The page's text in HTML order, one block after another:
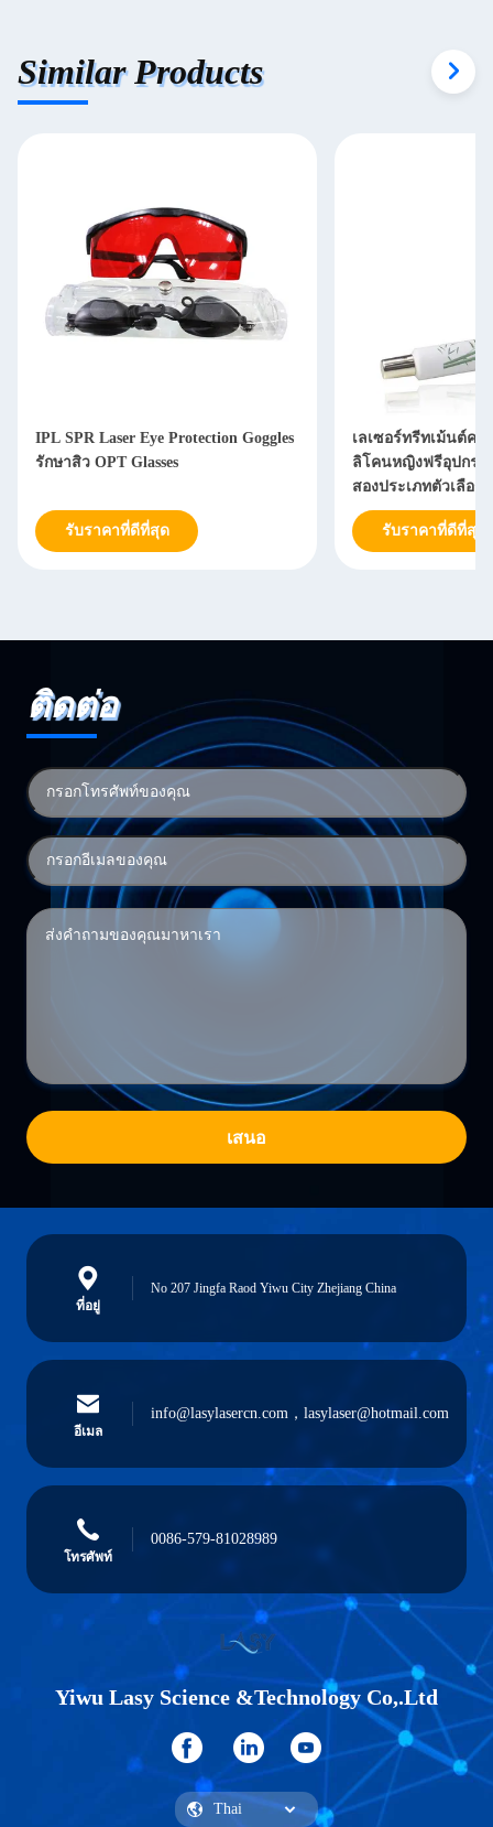
Similar Products
IPL SPR Laser Eye Protection Goggles
รักษาสิว OPT Glasses
รับราคาที่ดีที่สุด
เลเซอร์ทรีทเม้นต์ค
ลิโคนหญิงฟรีอุปกรณ์
สองประเภทตัวเลือก
รับราคาที่ดีที่สุด
ติดต่อ
เสนอ
ที่อยู่
No 207 Jingfa Raod Yiwu City Zhejiang China
อีเมล
info@lasylasercn.com，lasylaser@hotmail.com
โทรศัพท์
0086-579-81028989
Yiwu Lasy Science &Technology Co,.Ltd